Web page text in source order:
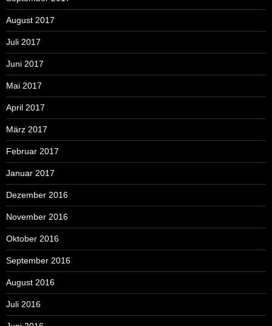
August 2017
Juli 2017
Juni 2017
Mai 2017
April 2017
März 2017
Februar 2017
Januar 2017
Dezember 2016
November 2016
Oktober 2016
September 2016
August 2016
Juli 2016